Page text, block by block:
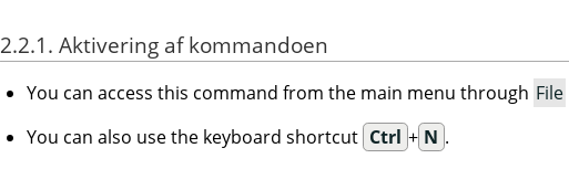
2.2.1. Aktivering af kommandoen
You can access this command from the main menu through File
You can also use the keyboard shortcut Ctrl + N .